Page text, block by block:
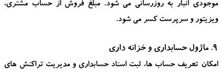
موجودی انبار به روزرسانی می شود. مبلغ فروش از حساب مشتری،
ویزیتور و سرپرست کسر می شود.
9. ماژول حسابداری و خزانه داری
امکان تعریف حساب ها، ثبت اسناد حسابداری و مدیریت تراکنش های